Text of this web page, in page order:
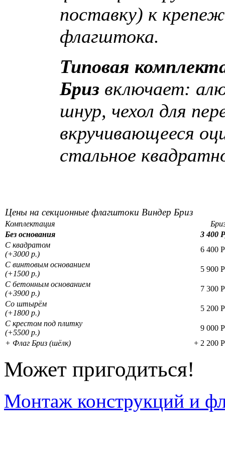
поставку) к
флагштока.
Типовая
Бриз включает:
шнур, чехол для
вкручивающееся
стальное
Цены на секционные флагштоки Виндер Бриз
Комплектация
Без основания
3 400
С квадратом
(+3000 р.)
6 400
С винтовым основанием
(+1500 р.)
5 900
С бетонным основанием
(+3900 р.)
7 300
Со штырём
(+1800 р.)
5 200
С крестом под плитку
(+5500 р.)
9 000
+ Флаг Бриз (шёлк) + 2 200
Может пригодиться!
Монтаж конструкций и